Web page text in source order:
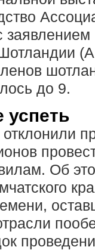
до 9.
успеть
Об